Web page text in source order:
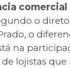
comercial
o
o
na
de lojistas